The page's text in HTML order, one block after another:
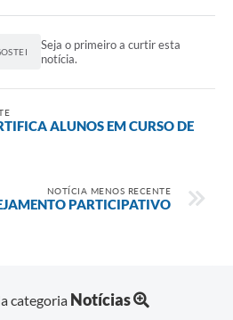
Seja o primeiro a curtir esta
notícia.
ALUNOS EM CURSO DE
NOTÍCIA MENOS RECENTE
PARTICIPATIVO
categoria Notícias